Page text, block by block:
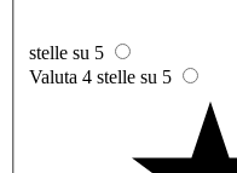
stelle su 5
Valuta 4 stelle su 5